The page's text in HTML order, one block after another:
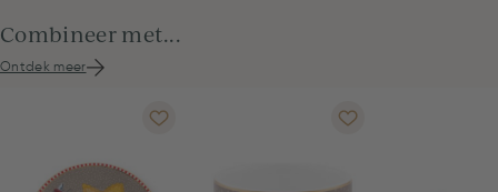
Combineer met...
Ontdek meer